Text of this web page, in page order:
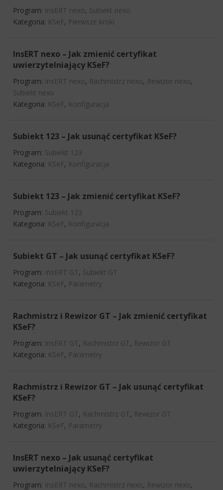
Program: InsERT nexo, Subiekt nexo
Kategoria: KSeF, Pierwsze kroki
InsERT nexo – Jak zmienić certyfikat
uwierzytelniający KSeF?
Program: InsERT nexo, Rachmistrz nexo, Rewizor nexo,
Subiekt nexo
Kategoria: KSeF, Konfiguracja
Subiekt 123 – Jak usunąć certyfikat KSeF?
Program: Subiekt 123
Kategoria: KSeF, Konfiguracja
Subiekt 123 – Jak zmienić certyfikat KSeF?
Program: Subiekt 123
Kategoria: KSeF, Konfiguracja
Subiekt GT – Jak usunąć certyfikat KSeF?
Program: InsERT GT, Subiekt GT
Kategoria: KSeF, Parametry
Rachmistrz i Rewizor GT – Jak zmienić certyfikat
KSeF?
Program: InsERT GT, Rachmistrz GT, Rewizor GT
Kategoria: KSeF, Parametry
Rachmistrz i Rewizor GT – Jak usunąć certyfikat
KSeF?
Program: InsERT GT, Rachmistrz GT, Rewizor GT
Kategoria: KSeF, Parametry
InsERT nexo – Jak usunąć certyfikat
uwierzytelniający KSeF?
Program: InsERT nexo, Rachmistrz nexo, Rewizor nexo,